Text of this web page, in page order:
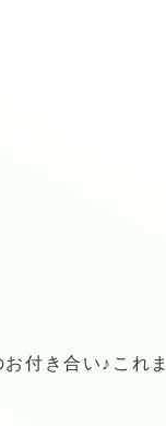
付き合い♪これま